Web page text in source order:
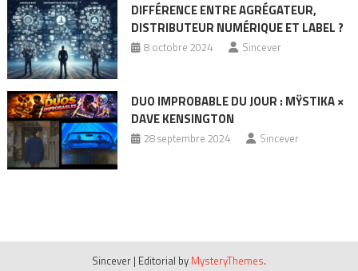
DIFFÉRENCE ENTRE AGRÉGATEUR,
DISTRIBUTEUR NUMÉRIQUE ET LABEL ?
8 octobre 2024 Sincever
DUO IMPROBABLE DU JOUR : MŸSTIKA ×
DAVE KENSINGTON
28 septembre 2024 Sincever
Sincever | Editorial by MysteryThemes.